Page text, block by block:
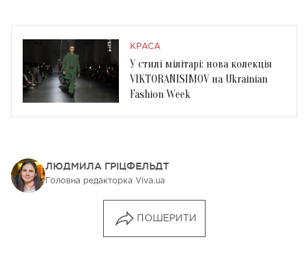
КРАСА
У стилі мілітарі: нова колекція
VIKTORANISIMOV на Ukrainian
Fashion Week
ЛЮДМИЛА ГРІЦФЕЛЬДТ
Головна редакторка Viva.ua
ПОШЕРИТИ